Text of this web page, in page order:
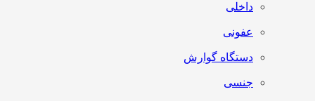
داخلی
عفونی
دستگاه گوارش
جنسی